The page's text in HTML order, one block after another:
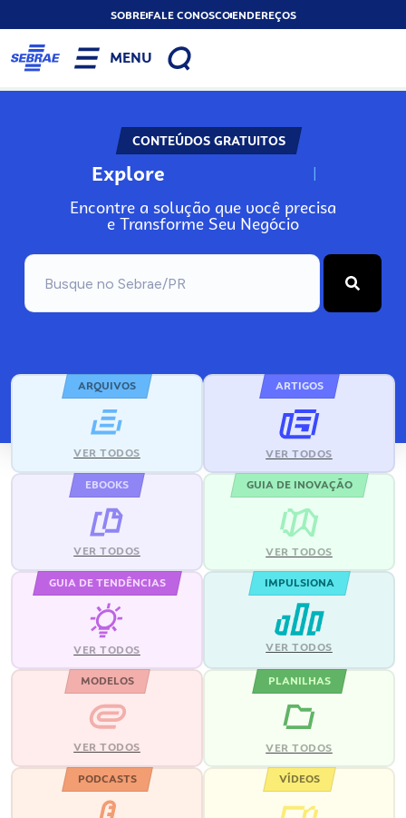
SOBREFALE CONOSCOENDEREÇOS
MENU
CONTEÚDOS GRATUITOS
Explore N
Encontre a solução que você precisa
e Transforme Seu Negócio
ARQUIVOS
VER TODOS
ARTIGOS
VER TODOS
EBOOKS
VER TODOS
GUIA DE INOVAÇÃO
VER TODOS
GUIA DE TENDÊNCIAS
VER TODOS
IMPULSIONA
VER TODOS
MODELOS
VER TODOS
PLANILHAS
VER TODOS
PODCASTS VÍDEOS